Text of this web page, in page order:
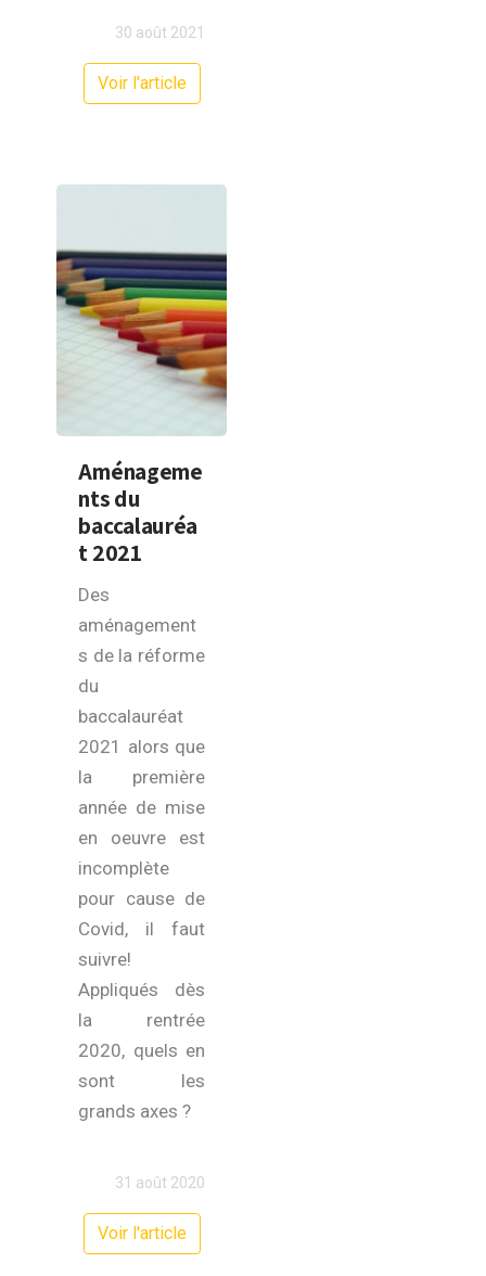
30 août 2021
Voir l'article
Aménageme
nts du
baccalauréa
t 2021
Des
aménagement
s de la réforme
du
baccalauréat
2021 alors que
la première
année de mise
en oeuvre est
incomplète
pour cause de
Covid, il faut
suivre!
Appliqués dès
la rentrée
2020, quels en
sont les
grands axes ?
31 août 2020
Voir l'article